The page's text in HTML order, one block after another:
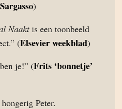
Sargasso)
Naaktis een toonbeeld
(Elsevier weekblad)
je!” (Frits ‘bonnetje’
Peter.